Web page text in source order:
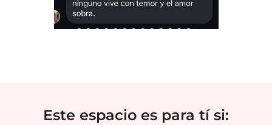
Este espacio es para tí si: